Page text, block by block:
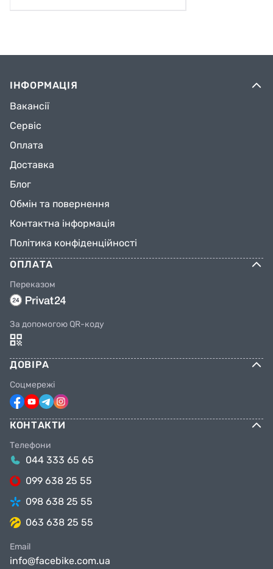
ІНФОРМАЦІЯ
Вакансії
Сервіс
Оплата
Доставка
Блог
Обмін та повернення
Контактна інформація
Політика конфіденційності
ОПЛАТА
Переказом
За допомогою QR-коду
ДОВІРА
Соцмережі
КОНТАКТИ
Телефони
044 333 65 65
099 638 25 55
098 638 25 55
063 638 25 55
Email
info@facebike.com.ua